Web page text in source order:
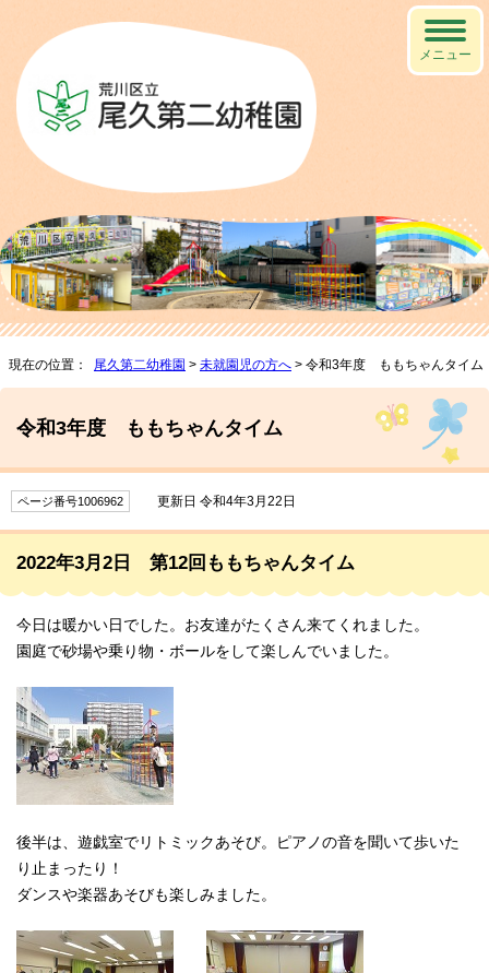
メニュー
現在の位置： 尾久第二幼稚園 > 未就園児の方へ > 令和3年度 ももちゃんタイム
令和3年度 ももちゃんタイム
ページ番号1006962 更新日 令和4年3月22日
2022年3月2日 第12回ももちゃんタイム
今日は暖かい日でした。お友達がたくさん来てくれました。
園庭で砂場や乗り物・ボールをして楽しんでいました。
後半は、遊戯室でリトミックあそび。ピアノの音を聞いて歩いた
り止まったり！
ダンスや楽器あそびも楽しみました。